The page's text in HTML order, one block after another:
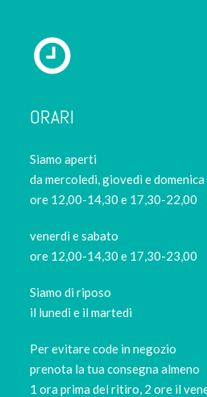
ORARI
Siamo aperti
da mercoledi, giovedì e domenica
ore 12,00-14,30 e 17,30-22,00
venerdì e sabato
ore 12,00-14,30 e 17,30-23,00
Siamo di riposo
il lunedi e il martedi
Per evitare code in negozio
prenota la tua consegna almeno
1 ora prima del ritiro, 2 ore il